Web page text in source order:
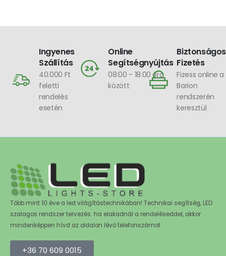
Ingyenes
Szállítás
40.000 Ft
feletti
rendelés
esetén
Online
Segítségnyújtás
08:00 - 18:00 óra
között
Biztonságos
Fizetés
Fizess online a
Barion
rendszerén
keresztül
Több mint 10 éve a led világítástechnikában! Technikai segítség, LED
szalagos rendszer tervezés: ha elakadnál a rendeléseddel, akkor
mindenképpen hívd az oldalon lévő telefonszámot.
+36 70 609 0015